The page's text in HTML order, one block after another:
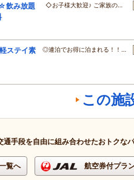
☆飲み放題
◇お子様大歓迎♪ ご家族の…
ステイ素
◎連泊でお得に泊まれる！！…
この施
通手段を自由に組み合わせたおトクな
覧へ 航空券付プラ